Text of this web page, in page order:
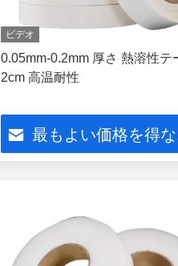
ビデオ
0.05mm-0.2mm 厚さ 熱溶性テ
2cm 高温耐性
最もよい価格を得